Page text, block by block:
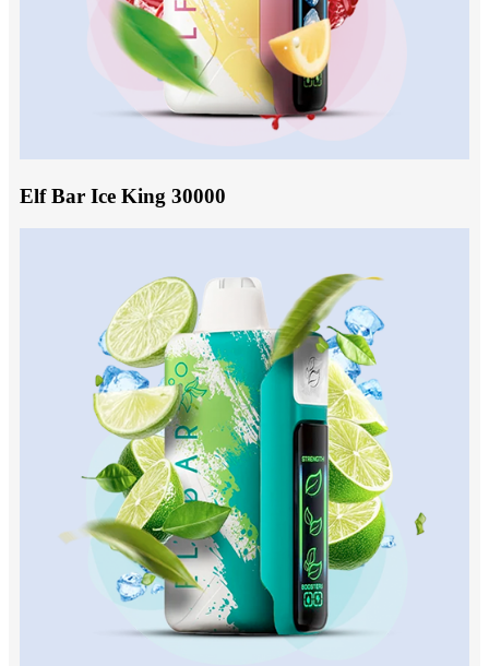
Elf Bar Ice King 30000